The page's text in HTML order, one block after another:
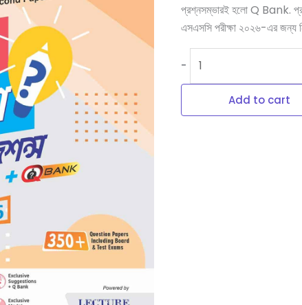
প্রশ্নসম্ভারই হলো Q Bank.
এসএসসি পরীক্ষা ২০২৬-এর জন্য
-
Add to cart